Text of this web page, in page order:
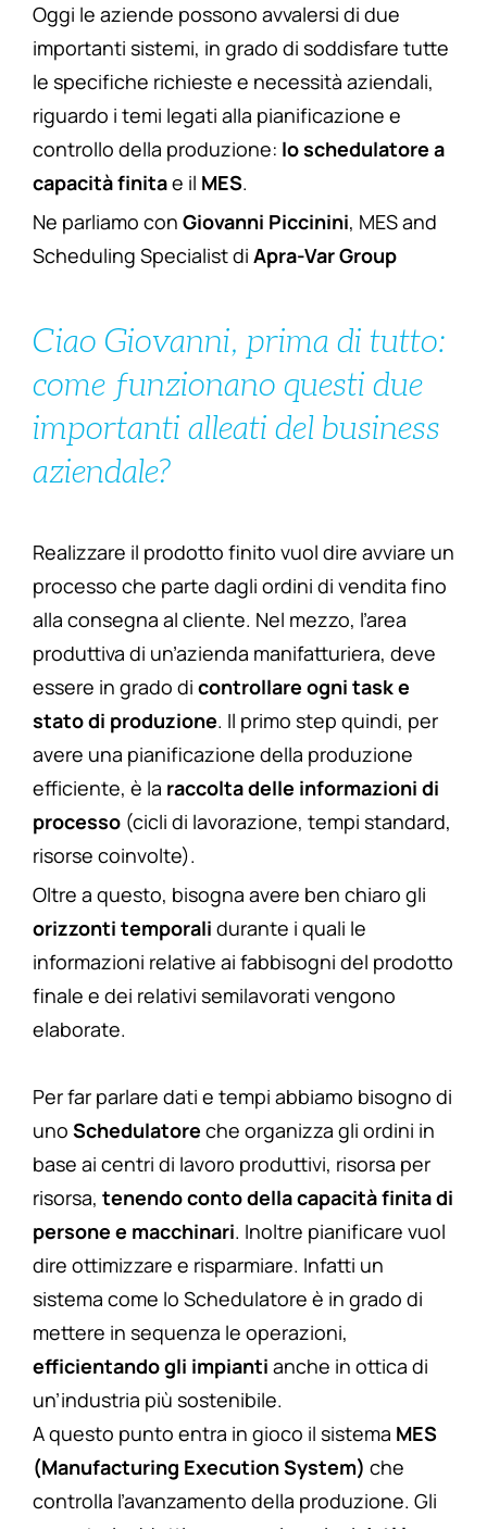
Oggi le aziende possono avvalersi di due
importanti sistemi, in grado di soddisfare tutte
le specifiche richieste e necessità aziendali,
riguardo i temi legati alla pianificazione e
controllo della produzione: lo schedulatore a
capacità finitae il MES.
Ne parliamo con Giovanni Piccinini, MES and
Scheduling Specialist di Apra-Var Group
Ciao Giovanni, prima di tutto:
come funzionano questi due
importanti alleati del business
aziendale?
Realizzare il prodotto finito vuol dire avviare un
processo che parte dagli ordini di vendita fino
alla consegna al cliente. Nel mezzo, l’area
produttiva di un’azienda manifatturiera, deve
essere in grado di controllare ogni task e
stato di produzione. Il primo step quindi, per
avere una pianificazione della produzione
efficiente, è la raccolta delle informazioni di
processo (cicli di lavorazione, tempi standard,
risorse coinvolte).
Oltre a questo, bisogna avere ben chiaro gli
orizzonti temporali durante i quali le
informazioni relative ai fabbisogni del prodotto
finale e dei relativi semilavorati vengono
elaborate.
Per far parlare dati e tempi abbiamo bisogno di
uno Schedulatore che organizza gli ordini in
base ai centri di lavoro produttivi, risorsa per
risorsa, tenendo conto della capacità finita di
persone e macchinari. Inoltre pianificare vuol
dire ottimizzare e risparmiare. Infatti un
sistema come lo Schedulatore è in grado di
mettere in sequenza le operazioni,
efficientando gli impianti anche in ottica di
un’industria più sostenibile.
A questo punto entra in gioco il sistema MES
(Manufacturing Execution System) che
controlla l’avanzamento della produzione. Gli